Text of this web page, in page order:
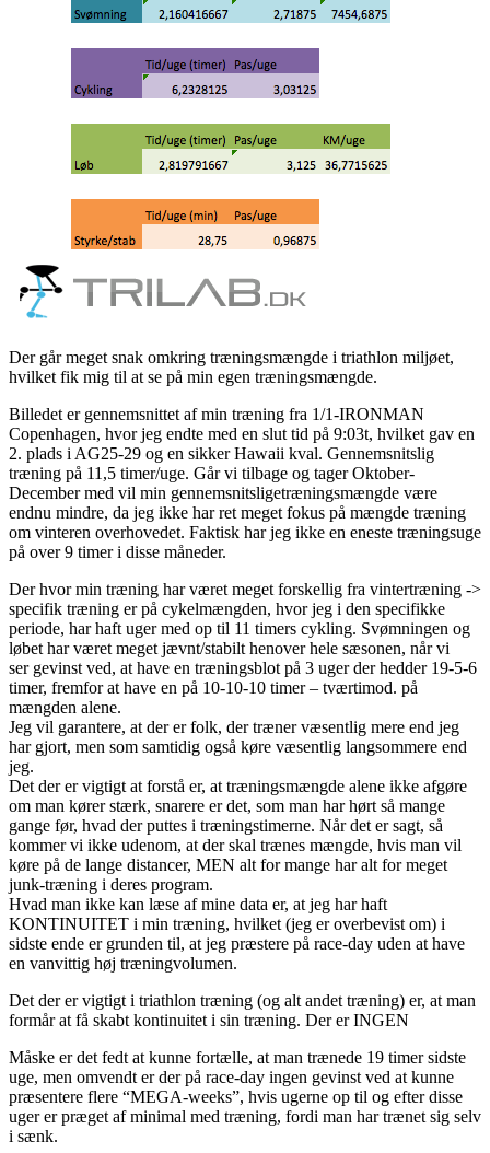
Der går meget snak omkring træningsmængde i triathlon miljøet,
hvilket fik mig til at se på min egen træningsmængde.
Billedet er gennemsnittet af min træning fra 1/1-IRONMAN
Copenhagen, hvor jeg endte med en slut tid på 9:03t, hvilket gav en
2. plads i AG25-29 og en sikker Hawaii kval. Gennemsnitslig
træning på 11,5 timer/uge. Går vi tilbage og tager Oktober-
December med vil min gennemsnitsligetræningsmængde være
endnu mindre, da jeg ikke har ret meget fokus på mængde træning
om vinteren overhovedet. Faktisk har jeg ikke en eneste træningsuge
på over 9 timer i disse måneder.
Der hvor min træning har været meget forskellig fra vintertræning ->
specifik træning er på cykelmængden, hvor jeg i den specifikke
periode, har haft uger med op til 11 timers cykling. Svømningen og
løbet har været meget jævnt/stabilt henover hele sæsonen, når vi
ser gevinst ved, at have en træningsblot på 3 uger der hedder 19-5-6
timer, fremfor at have en på 10-10-10 timer – tværtimod. på
mængden alene.
Jeg vil garantere, at der er folk, der træner væsentlig mere end jeg
har gjort, men som samtidig også køre væsentlig langsommere end
jeg.
Det der er vigtigt at forstå er, at træningsmængde alene ikke afgøre
om man kører stærk, snarere er det, som man har hørt så mange
gange før, hvad der puttes i træningstimerne. Når det er sagt, så
kommer vi ikke udenom, at der skal trænes mængde, hvis man vil
køre på de lange distancer, MEN alt for mange har alt for meget
junk-træning i deres program.
Hvad man ikke kan læse af mine data er, at jeg har haft
KONTINUITET i min træning, hvilket (jeg er overbevist om) i
sidste ende er grunden til, at jeg præstere på race-day uden at have
en vanvittig høj træningvolumen.
Det der er vigtigt i triathlon træning (og alt andet træning) er, at man
formår at få skabt kontinuitet i sin træning. Der er INGEN
Måske er det fedt at kunne fortælle, at man trænede 19 timer sidste
uge, men omvendt er der på race-day ingen gevinst ved at kunne
præsentere flere “MEGA-weeks”, hvis ugerne op til og efter disse
uger er præget af minimal med træning, fordi man har trænet sig selv
i sænk.